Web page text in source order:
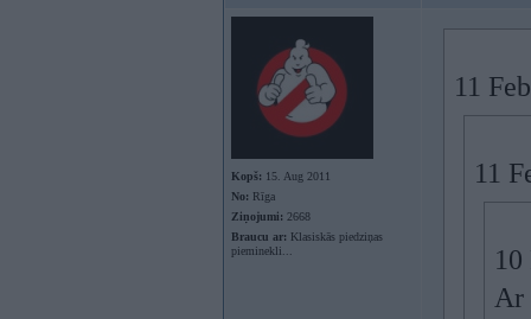
Kopš: 15. Aug 2011
No: Rīga
Ziņojumi: 2668
Braucu ar: Klasiskās piedziņas
pieminekli...
11
11
Ar